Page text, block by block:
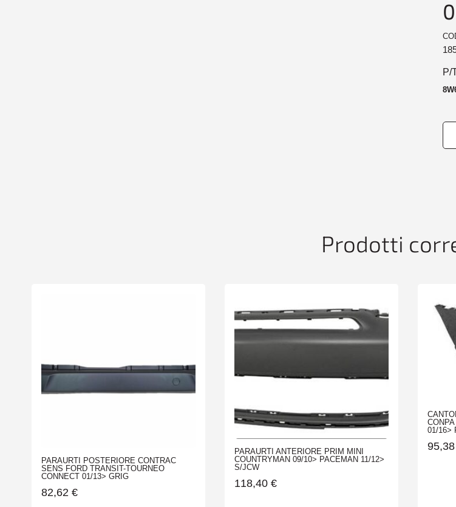
P/
Prodotti
PARAURTI POSTERIORE CONTRAC
SENS FORD TRANSIT-TOURNEO
CONNECT 01/13> GRIG
82,62 €
PARAURTI ANTERIORE PRIM MINI
COUNTRYMAN 09/10> PACEMAN 11/12>
S/JCW
118,40 €
01/16>
95,38